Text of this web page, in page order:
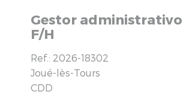
Gestor administrativo
F/H
Ref.: 2026-18302
Joué-lès-Tours
CDD